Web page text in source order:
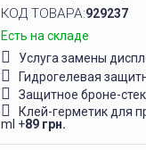
КОД ТОВАРА:929237
Есть на складе
Услуга замены
Гидрогелевая
Защитное броне-
Клей-герметик для
ml +89 грн.